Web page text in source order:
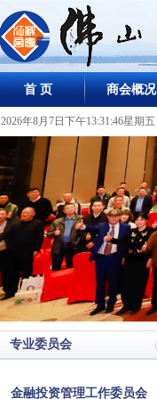
首 页 商会概况
2026年8月7日下午13:31:46星期五
专业委员会
金融投资管理工作委员会